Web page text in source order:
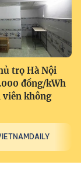
trọ Hà Nội
đồng/kWh
không